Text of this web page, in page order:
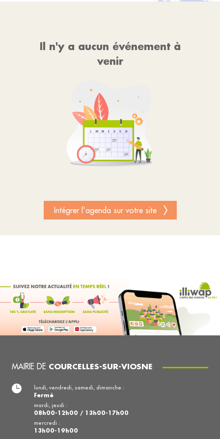
Il n'y a aucun événement à
venir
Intégrer l'agenda sur votre site
MAIRIE DE COURCELLES-SUR-VIOSNE
lundi, vendredi, samedi, dimanche :
Fermé
mardi, jeudi :
08h00-12h00 / 13h00-17h00
mercredi :
13h00-19h00